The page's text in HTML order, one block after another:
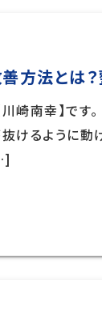
善方法とは
崎南幸】です
けるように